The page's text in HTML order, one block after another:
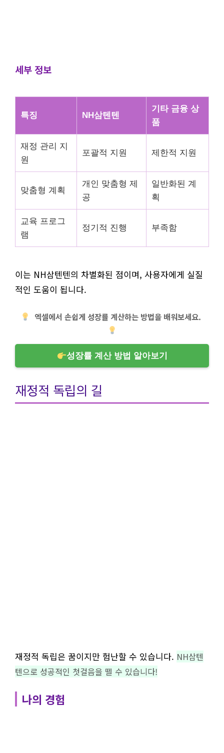
세부 정보
특징 NH삼텐텐
기타 금융 상
품
재정 관리 지
원
포괄적 지원 제한적 지원
맞춤형 계획
개인 맞춤형 제
공
일반화된 계
획
교육 프로그
램
정기적 진행 부족함
이는 NH삼텐텐의 차별화된 점이며, 사용자에게 실질
적인 도움이 됩니다.
엑셀에서 손쉽게 성장률 계산하는 방법을 배워보세요.
성장률 계산 방법 알아보기
재정적 독립의 길
재정적 독립은 꿈이지만 험난할 수 있습니다. NH삼텐
텐으로 성공적인 첫걸음을 뗄 수 있습니다!
나의 경험